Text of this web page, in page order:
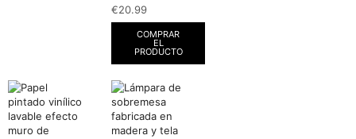
€20.99
COMPRAR
EL
PRODUCTO